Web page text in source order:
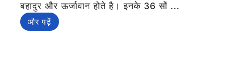
बहादुर और ऊर्जावान होते है। इनके 36 सों ...
और पढ़ें